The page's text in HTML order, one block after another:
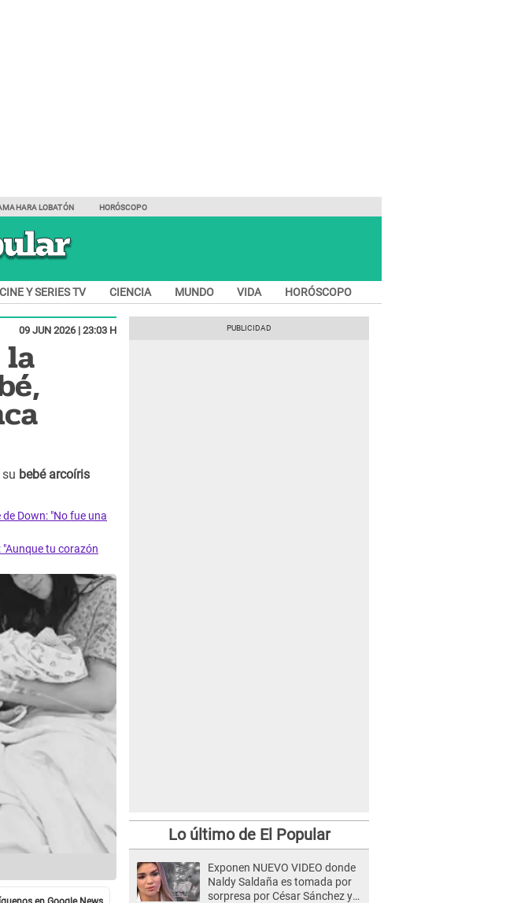
LOBATÓN HORÓSCOPO
CINE Y SERIES TV CIENCIA MUNDO VIDA HORÓSCOPO
09 JUN 2026 | 23:03 H
bebé arcoíris
Down: "No fue una
"Aunque tu corazón
Lo último de El Popular
Exponen NUEVO VIDEO donde
Naldy Saldaña es tomada por
sorpresa por César Sánchez y